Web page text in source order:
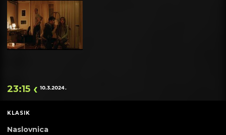
23:15 10.3.2024.
KLASIK
Naslovnica